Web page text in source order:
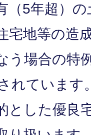
（5年超）
宅地等の造
う場合の特
れています
とした優良